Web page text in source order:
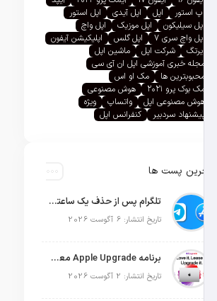
اپ استور
اپل اپل آیدی
اپل استور
اپل سیلیکون
اپل موزیک
اپل واچ
اپل واچ سری ۷
اپل گلس
اپلیکیشن آیفون
ایرتگ
شرکت اپل
ماشین اپل
مجله خبری آموزشی اپل ان آی سی
محبوبترین ها
مک او اس
مک بوک پرو ۲۰۲۱
هوش مصنوعی
هوش مصنوعی اپل
واتساپ
ویژه
پیشنهاد سردبیر
کنفرانس اپل
آخرین پست ها
تلگرام پس از حذف یک ساعته به اپ استور بازگشت
تاریخ انتشار: 6 آگوست 2026
برنامه Apple Upgrade معرفی شد؛ شرایط اپل برای اجاره آیفون، آیپد، مک و اپل واچ
تاریخ انتشار: 2 آگوست 2026